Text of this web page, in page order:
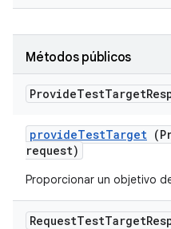
Métodos públicos
ProvideTestTarget
provideTestTarget
request)
Proporcionar un objetivo
RequestTestTarget